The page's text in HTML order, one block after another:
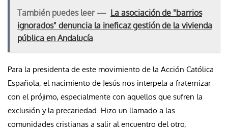
También puedes leer — La asociación de "barrios
ignorados" denuncia la ineficaz gestión de la vivienda
pública en Andalucía
Para la presidenta de este movimiento de la Acción Católica
Española, el nacimiento de Jesús nos interpela a fraternizar
con el prójimo, especialmente con aquellos que sufren la
exclusión y la precariedad. Hizo un llamado a las
comunidades cristianas a salir al encuentro del otro,